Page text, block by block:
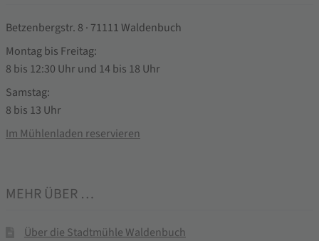
Betzenbergstr. 8 · 71111 Waldenbuch
Montag bis Freitag:
8 bis 12:30 Uhr und 14 bis 18 Uhr
Samstag:
8 bis 13 Uhr
Im Mühlenladen reservieren
MEHR ÜBER …
Über die Stadtmühle Waldenbuch